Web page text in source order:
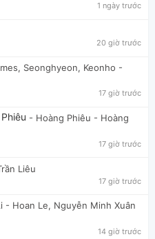
1 ngày trước
20 giờ trước
Seonghyeon, Keonho -
17 giờ trước
- Hoàng Phiêu - Hoàng
17 giờ trước
Liêu
17 giờ trước
- Hoan Le, Nguyễn Minh Xuân
14 giờ trước